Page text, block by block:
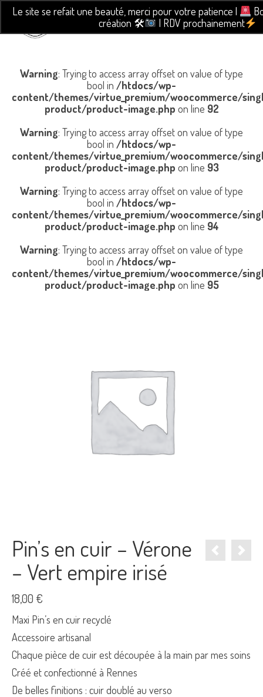
Le site se refait une beauté, merci pour votre patience |
création 🛠
| RDV prochainement
Warning: Trying to access array offset on value of type
bool in /htdocs/wp-
content/themes/virtue_premium/woocommerce/
product/product-image.php on line 92
Warning: Trying to access array offset on value of type
bool in /htdocs/wp-
content/themes/virtue_premium/woocommerce/
product/product-image.php on line 93
Warning: Trying to access array offset on value of type
bool in /htdocs/wp-
content/themes/virtue_premium/woocommerce/
product/product-image.php on line 94
Warning: Trying to access array offset on value of type
bool in /htdocs/wp-
content/themes/virtue_premium/woocommerce/
product/product-image.php on line 95
Pin’s en cuir – Vérone
– Vert empire irisé
18,00 €
Maxi Pin’s en cuir recyclé
Accessoire artisanal
Chaque pièce de cuir est découpée à la main par mes soins
Créé et confectionné à Rennes
De belles finitions : cuir doublé au verso